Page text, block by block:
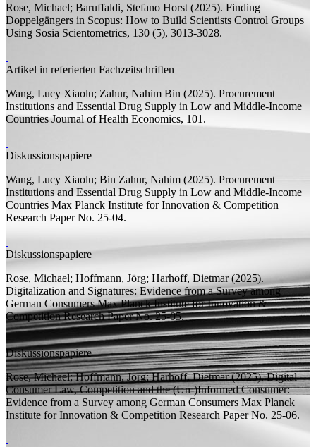
Rose, Michael; Baruffaldi, Stefano Horst (2025). Finding
Doppelgängers in Scopus: How to Build Scientists Control Groups
Using Sosia Scientometrics, 130 (5), 3013-3028.
Artikel in referierten Fachzeitschriften
Wang, Lucy Xiaolu; Zahur, Nahim Bin (2025). Procurement
Institutions and Essential Drug Supply in Low and Middle-Income
CountriesJournal of Health Economics, 101.
Diskussionspapiere
Wang, Lucy Xiaolu; Bin Zahur, Nahim (2025). Procurement
Institutions and Essential Drug Supply in Low and Middle-Income
Countries Max Planck Institute for Innovation & Competition
Research PaperNo. 25-04.
Diskussionspapiere
Rose, Michael; Hoffmann, Jörg; Harhoff, Dietmar(2025).
Digitalization and Signatures: Evidence from a Survey among
German Consumers Max Planck Institute for Innovation &
Competition Research PaperNo. 25-05.
Diskussionspapiere
Rose, Michael;Hoffmann, Jörg;Harhoff, Dietmar(2025).Digital
Consumer Law, Competition and the (Un-)Informed Consumer:
Evidence from a Survey among German Consumers Max Planck
Institute for Innovation & Competition Research PaperNo. 25-06.